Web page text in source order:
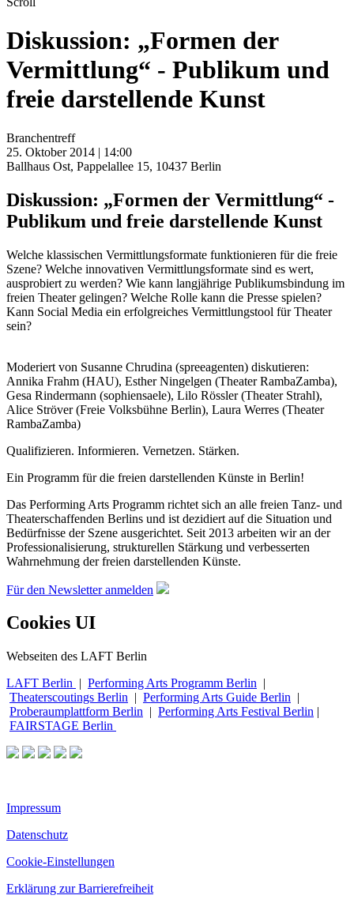
Diskussion: „Formen der
Vermittlung“ - Publikum und
freie darstellende Kunst
Branchentreff
25. Oktober 2014 | 14:00
Ballhaus Ost, Pappelallee 15, 10437 Berlin
Diskussion: „Formen der Vermittlung“ -
Publikum und freie darstellende Kunst
Welche klassischen Vermittlungsformate funktionieren für die freie
Szene? Welche innovativen Vermittlungsformate sind es wert,
ausprobiert zu werden? Wie kann langjährige Publikumsbindung im
freien Theater gelingen? Welche Rolle kann die Presse spielen?
Kann Social Media ein erfolgreiches Vermittlungstool für Theater
sein?
Moderiert von Susanne Chrudina (spreeagenten) diskutieren:
Annika Frahm (HAU), Esther Ningelgen (Theater RambaZamba),
Gesa Rindermann (sophiensaele), Lilo Rössler (Theater Strahl),
Alice Ströver (Freie Volksbühne Berlin), Laura Werres (Theater
RambaZamba)
Qualifizieren. Informieren. Vernetzen. Stärken.
Ein Programm für die freien darstellenden Künste in Berlin!
Das Performing Arts Programm richtet sich an alle freien Tanz- und
Theaterschaffenden Berlins und ist dezidiert auf die Situation und
Bedürfnisse der Szene ausgerichtet. Seit 2013 arbeiten wir an der
Professionalisierung, strukturellen Stärkung und verbesserten
Wahrnehmung der freien darstellenden Künste.
Für den Newsletter anmelden
Cookies UI
Webseiten des LAFT Berlin
LAFT Berlin | Performing Arts Programm Berlin |
Theaterscoutings Berlin | Performing Arts Guide Berlin |
Proberaumplattform Berlin | Performing Arts Festival Berlin |
FAIRSTAGE Berlin
Impressum
Datenschutz
Cookie-Einstellungen
Erklärung zur Barrierefreiheit